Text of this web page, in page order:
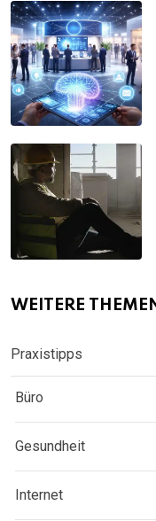
WEITERE
Praxistipps
Büro
Gesundheit
Internet